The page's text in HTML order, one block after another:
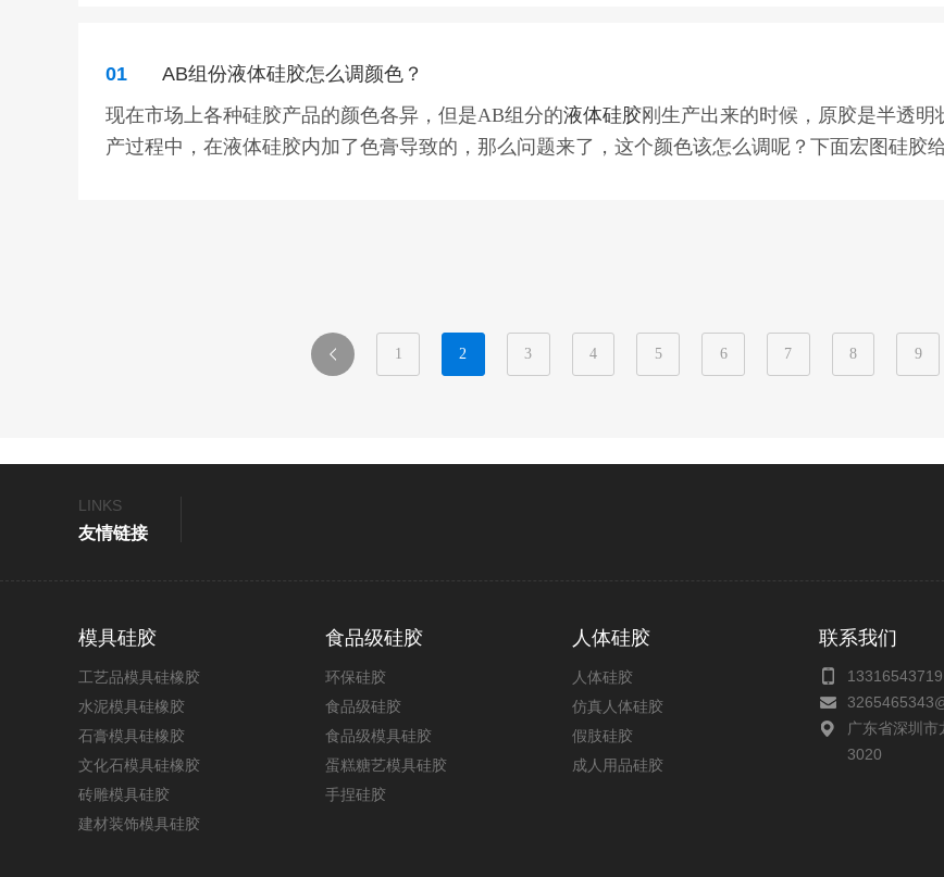
翻香皂肥皂，工艺蜡烛等比较精细的产品的模具硅胶要用的硬度是
想要购买到合适自己产品硬度的 模具硅胶，请咨询我们宏图，我们可根据你的产品推荐合适的硅
如果再遇见一些
你的问题，给你提供切实的解决方案。
01
AB组份液体硅胶怎么调颜色？
现在市场上各种硅胶产品的颜色各异，但是AB组分的液体硅胶刚生产出来的时候，原胶是半透
产过程中，在液体硅胶内加了色膏导致的，那么问题来了，这个颜色该怎么调呢？下面宏图硅胶
步骤：
1.通过色卡找到所需要的颜色编号，确认颜色，并通过颜色分析出是由那几个基本色调配而成，
2.取出备好的色母用电子称称重，按计算分析出的大概比例，将对应色膏液体硅胶称量到位。
3.将称好的色母搭配，通过搅拌机搭配一定比例的液体硅胶进行调配，然后进行对照潘通色卡进
4.经过反复增减色母调配出和色卡编号一样的颜色，记录出相应的数据比例，制作出调色配方。
5.通过调色配方进行取材，称重，得到相应的硅胶产品大货所需要的有色液体硅胶，然而进行生
液体硅胶调配色在生产中相当重要，对于调色和配色工作，都要求操作者有敏锐的颜色分辨能力
1 2 3 4 5 6 7 8 9
LINKS
友情链接
模具硅胶
工艺品模具硅橡胶
水泥模具硅橡胶
石膏模具硅橡胶
文化石模具硅橡胶
砖雕模具硅胶
建材装饰模具硅胶
食品级硅胶
环保硅胶
食品级硅胶
食品级模具硅胶
蛋糕糖艺模具硅胶
手捏硅胶
人体硅胶
人体硅胶
仿真人体硅胶
假肢硅胶
成人用品硅胶
联系我们
13316543719
广东省深圳市
3020